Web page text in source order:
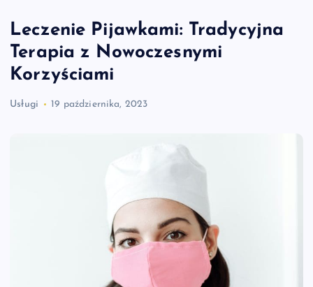
Leczenie Pijawkami: Tradycyjna
Terapia z Nowoczesnymi
Korzyściami
Usługi 19 października, 2023